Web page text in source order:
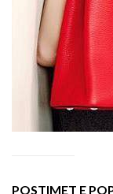
POSTIMET E